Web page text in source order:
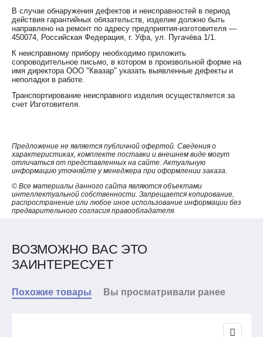
В случае обнаружения дефектов и неисправностей в период
действия гарантийных обязательств, изделие должно быть
направлено на ремонт по адресу предприятия-изготовителя —
450074, Российская Федерация, г. Уфа, ул. Пугачёва 1/1.
К неисправному прибору необходимо приложить
сопроводительное письмо, в котором в произвольной форме на
имя директора ООО "Квазар" указать выявленные дефекты и
неполадки в работе.
Транспортирование неисправного изделия осуществляется за
счет Изготовителя.
Предложение не является публичной офертой. Сведения о
характеристиках, комплекте поставки и внешнем виде могут
отличаться от представленных на сайте. Актуальную
информацию уточняйте у менеджера при оформлении заказа.
© Все материалы данного сайта являются объектами
интеллектуальной собственности. Запрещается копирование,
распространение или любое иное использование информации без
предварительного согласия правообладателя.
ВОЗМОЖНО ВАС ЭТО
ЗАИНТЕРЕСУЕТ
Похожие товары Вы просматривали ранее